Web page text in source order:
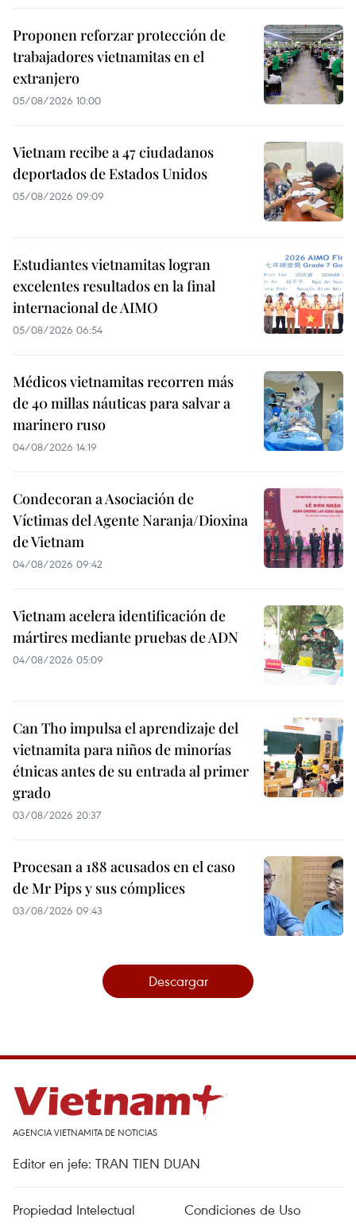
Proponen reforzar protección de
trabajadores vietnamitas en el
extranjero
05/08/2026 10:00
Vietnam recibe a 47 ciudadanos
deportados de Estados Unidos
05/08/2026 09:09
Estudiantes vietnamitas logran
excelentes resultados en la final
internacional de AIMO
05/08/2026 06:54
Médicos vietnamitas recorren más
de 40 millas náuticas para salvar a
marinero ruso
04/08/2026 14:19
Condecoran a Asociación de
Víctimas del Agente Naranja/Dioxina
de Vietnam
04/08/2026 09:42
Vietnam acelera identificación de
mártires mediante pruebas de ADN
04/08/2026 05:09
Can Tho impulsa el aprendizaje del
vietnamita para niños de minorías
étnicas antes de su entrada al primer
grado
03/08/2026 20:37
Procesan a 188 acusados en el caso
de Mr Pips y sus cómplices
03/08/2026 09:43
Descargar
AGENCIA VIETNAMITA DE NOTICIAS
Editor en jefe: TRAN TIEN DUAN
Propiedad Intelectual Condiciones de Uso